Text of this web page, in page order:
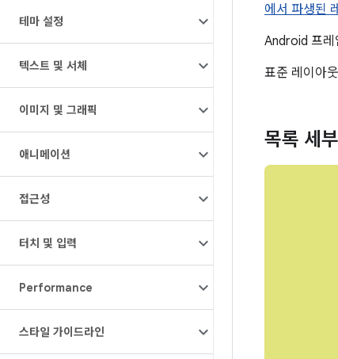
테마 설정
텍스트 및 서체
이미지 및 그래픽
애니메이션
접근성
터치 및 입력
Performance
스타일 가이드라인
에서 파생된
Android 프레
표준 레이아
목록 세